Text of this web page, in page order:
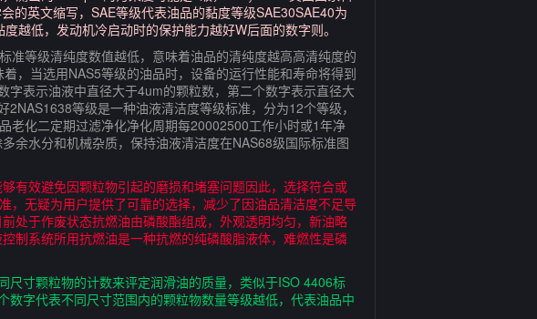
的英文缩写，SAE等级代表油品的黏度等级SAE30SAE40为
越低，发动机冷启动时的保护能力越好W后面的数字则。
准等级清纯度数值越低，意味着油品的清纯度越高高清纯度的
，当选用NAS5等级的油品时，设备的运行性能和寿命将得到
表示油液中直径大于4um的颗粒数，第二个数字表示直径大
等级是一种油液清洁度等级标准，分为12个等级，
老化二定期过滤净化净化周期每20002500工作小时或1年净
余水分和机械杂质，保持油液清洁度在NAS68级国际标准图
有效避免因颗粒物引起的磨损和堵塞问题因此，选择符合或
，无疑为用户提供了可靠的选择，减少了因油品清洁度不足导
处于作废状态抗燃油由磷酸酯组成，外观透明均匀，新油略
制系统所用抗燃油是一种抗燃的纯磷酸脂液体，难燃性是磷
寸颗粒物的计数来评定润滑油的质量，类似于ISO 4406标
字代表不同尺寸范围内的颗粒物数量等级越低，代表油品中